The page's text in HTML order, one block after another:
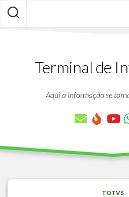
Skip
content
Terminal de
Aqui a informação se
TOTVS